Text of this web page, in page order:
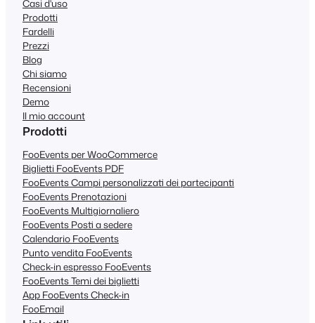
Casi d'uso
Prodotti
Fardelli
Prezzi
Blog
Chi siamo
Recensioni
Demo
Il mio account
Prodotti
FooEvents per WooCommerce
Biglietti FooEvents PDF
FooEvents Campi personalizzati dei partecipanti
FooEvents Prenotazioni
FooEvents Multigiornaliero
FooEvents Posti a sedere
Calendario FooEvents
Punto vendita FooEvents
Check-in espresso FooEvents
FooEvents Temi dei biglietti
App FooEvents Check-in
FooEmail